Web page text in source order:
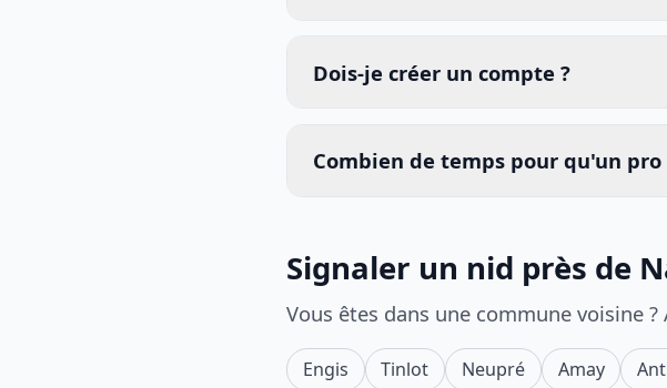
Dois-je créer un compte ?
Combien de temps pour qu'un
Signaler un nid près de
Vous êtes dans une commune voisine
Engis Tinlot Neupré Amay